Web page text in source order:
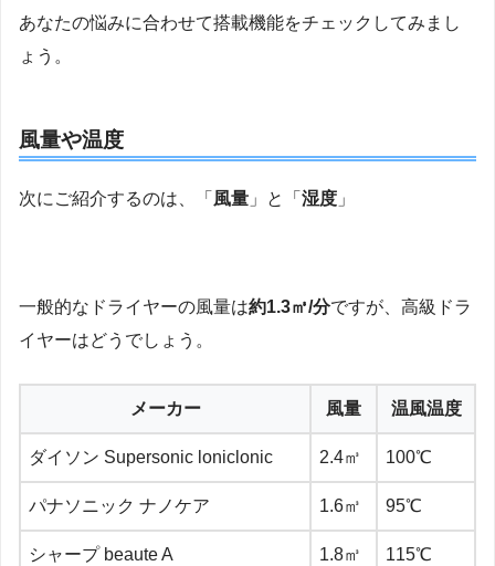
あなたの悩みに合わせて搭載機能をチェックしてみまし
ょう。
風量や温度
次にご紹介するのは、「 風量 」と「 湿度 」
一般的なドライヤーの風量は約1.3㎥/分ですが、高級ドラ
イヤーはどうでしょう。
メーカー 風量 温風温度
ダイソン Supersonic loniclonic 2.4㎥ 100℃
パナソニック ナノケア 1.6㎥ 95℃
シャープ beaute A 1.8㎥ 115℃